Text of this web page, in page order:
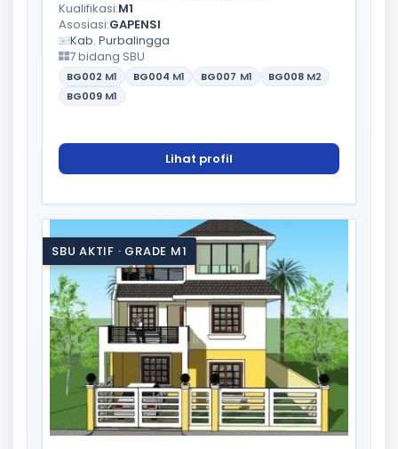
Kualifikasi:M1
Asosiasi:GAPENSI
Kab. Purbalingga
7 bidang SBU
BG002 M1 BG004 M1 BG007 M1 BG008 M2
BG009 M1
Lihat profil
SBU AKTIF · GRADE M1